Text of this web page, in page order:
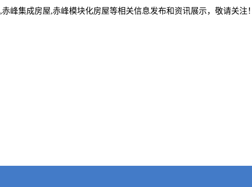
,赤峰集成房屋,赤峰模块化房屋等相关信息发布和资讯展示，敬请关注！